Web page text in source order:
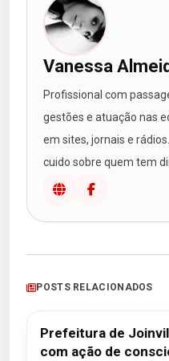
Vanessa
Profissional com
gestões e atuação nas
em sites, jornais e
cuido sobre quem tem
POSTS RELACIONADOS
Prefeitura de
com ação de